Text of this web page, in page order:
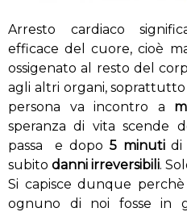
Arresto cardiaco
efficace del cuore, cioè
ossigenato al resto del
agli altri organi,
persona va incontro a
speranza di vita scende
passa e dopo 5 minutidi
subitodanni irreversibili.
Si capisce dunque
ognuno di noi fosse in